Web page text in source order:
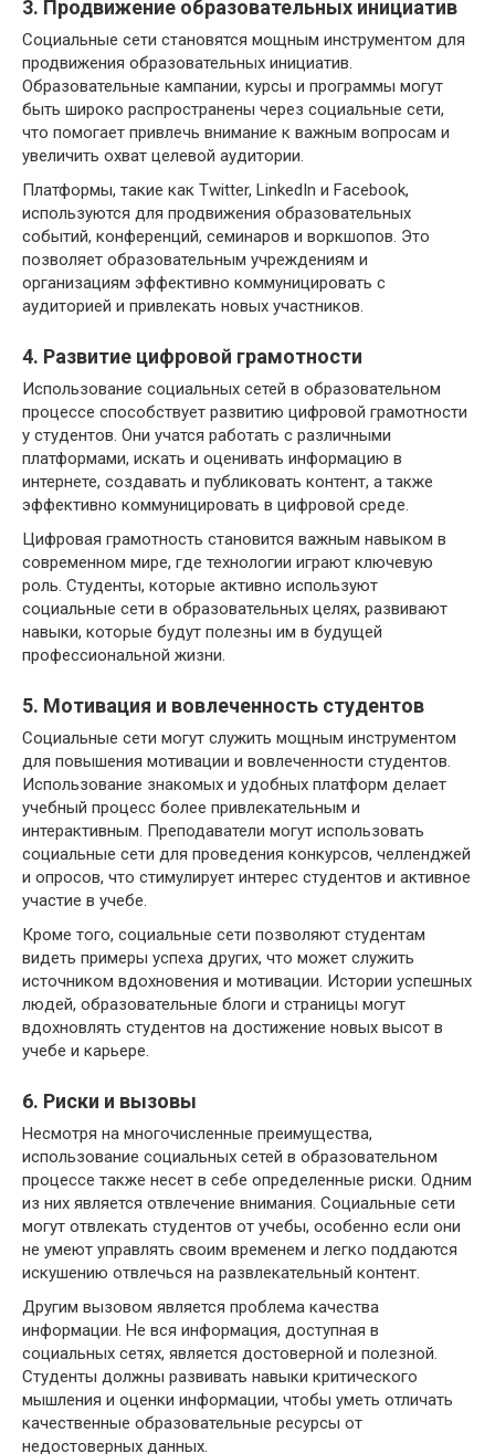
3. Продвижение образовательных инициатив
Социальные сети становятся мощным инструментом для
продвижения образовательных инициатив.
Образовательные кампании, курсы и программы могут
быть широко распространены через социальные сети,
что помогает привлечь внимание к важным вопросам и
увеличить охват целевой аудитории.
Платформы, такие как Twitter, LinkedIn и Facebook,
используются для продвижения образовательных
событий, конференций, семинаров и воркшопов. Это
позволяет образовательным учреждениям и
организациям эффективно коммуницировать с
аудиторией и привлекать новых участников.
4. Развитие цифровой грамотности
Использование социальных сетей в образовательном
процессе способствует развитию цифровой грамотности
у студентов. Они учатся работать с различными
платформами, искать и оценивать информацию в
интернете, создавать и публиковать контент, а также
эффективно коммуницировать в цифровой среде.
Цифровая грамотность становится важным навыком в
современном мире, где технологии играют ключевую
роль. Студенты, которые активно используют
социальные сети в образовательных целях, развивают
навыки, которые будут полезны им в будущей
профессиональной жизни.
5. Мотивация и вовлеченность студентов
Социальные сети могут служить мощным инструментом
для повышения мотивации и вовлеченности студентов.
Использование знакомых и удобных платформ делает
учебный процесс более привлекательным и
интерактивным. Преподаватели могут использовать
социальные сети для проведения конкурсов, челленджей
и опросов, что стимулирует интерес студентов и активное
участие в учебе.
Кроме того, социальные сети позволяют студентам
видеть примеры успеха других, что может служить
источником вдохновения и мотивации. Истории успешных
людей, образовательные блоги и страницы могут
вдохновлять студентов на достижение новых высот в
учебе и карьере.
6. Риски и вызовы
Несмотря на многочисленные преимущества,
использование социальных сетей в образовательном
процессе также несет в себе определенные риски. Одним
из них является отвлечение внимания. Социальные сети
могут отвлекать студентов от учебы, особенно если они
не умеют управлять своим временем и легко поддаются
искушению отвлечься на развлекательный контент.
Другим вызовом является проблема качества
информации. Не вся информация, доступная в
социальных сетях, является достоверной и полезной.
Студенты должны развивать навыки критического
мышления и оценки информации, чтобы уметь отличать
качественные образовательные ресурсы от
недостоверных данных.